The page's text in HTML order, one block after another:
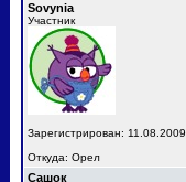
Sovynia
Участник
Зарегистрирован: 11.08.2009
Откуда: Орел
Сашок